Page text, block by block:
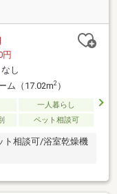
円
なし
ム（17.02m2）
一人暮らし
ペット相談可
相談可/浴室乾燥機